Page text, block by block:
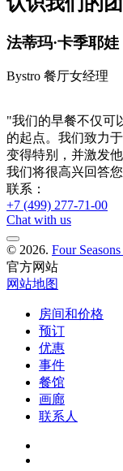
法蒂玛·卡季耶娃
Bystro 餐厅女经理
"我们的早餐不仅可
的起点。我们致力
变得特别，并激发
我们将很高兴回答
联系：
+7 (499) 277-71-00
Chat with us
© 2026. Four
官方网站
网站地图
房间和价格
预订
优惠
事件
餐馆
画廊
联系人